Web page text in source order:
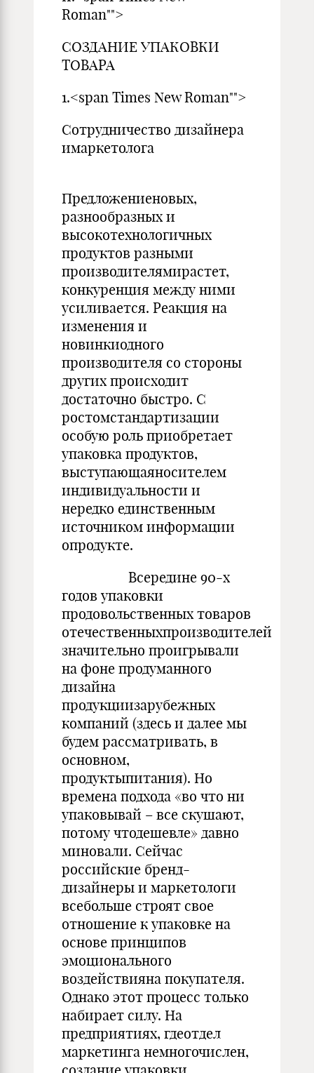
Roman"">
СОЗДАНИЕ УПАКОВКИ
ТОВАРА
1.<span Times New Roman"">
Сотрудничество дизайнера
имаркетолога
Предложениеновых,
разнообразных и
высокотехнологичных
продуктов разными
производителямирастет,
конкуренция между ними
усиливается. Реакция на
изменения и
новинкиодного
производителя со стороны
других происходит
достаточно быстро. С
ростомстандартизации
особую роль приобретает
упаковка продуктов,
выступающаяносителем
индивидуальности и
нередко единственным
источником информации
опродукте.
Всередине 90-х
годов упаковки
продовольственных товаров
отечественныхпроизводителей
значительно проигрывали
на фоне продуманного
дизайна
продукциизарубежных
компаний (здесь и далее мы
будем рассматривать, в
основном,
продуктыпитания). Но
времена подхода «во что ни
упаковывай – все скушают,
потому чтодешевле» давно
миновали. Сейчас
российские бренд-
дизайнеры и маркетологи
всебольше строят свое
отношение к упаковке на
основе принципов
эмоционального
воздействияна покупателя.
Однако этот процесс только
набирает силу. На
предприятиях, гдеотдел
маркетинга немногочислен,